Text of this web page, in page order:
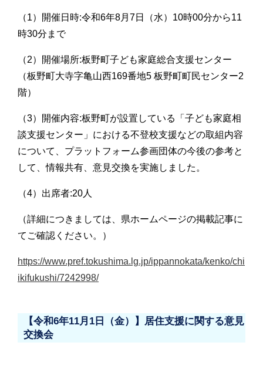
（1）開催日時:令和6年8月7日（水）10時00分から11
時30分まで
（2）開催場所:板野町子ども家庭総合支援センター
（板野町大寺字亀山西169番地5 板野町町民センター2
階）
（3）開催内容:板野町が設置している「子ども家庭相
談支援センター」における不登校支援などの取組内容
について、プラットフォーム参画団体の今後の参考と
して、情報共有、意見交換を実施しました。
（4）出席者:20人
（詳細につきましては、県ホームページの掲載記事に
てご確認ください。）
https://www.pref.tokushima.lg.jp/ippannokata/kenko/chi
ikifukushi/7242998/
【令和6年11月1日（金）】居住支援に関する意見
交換会